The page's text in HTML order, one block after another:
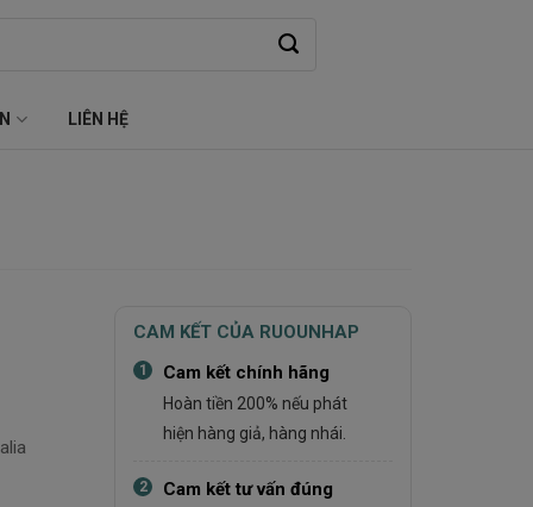
LIÊN HỆ
CAM KẾT CỦA RUOUNHAP
1 Cam kết chính hãng
Hoàn tiền 200% nếu phát
hiện hàng giả, hàng nhái.
2 Cam kết tư vấn đúng